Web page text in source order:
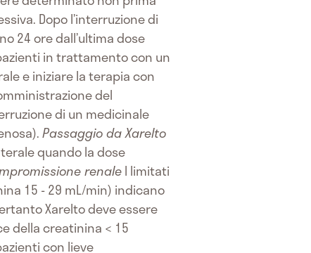
Dopo l’interruzione di
24 ore dall’ultima dose
in trattamento con un
e iniziare la terapia con
del
di un medicinale
Passaggio da Xarelto
quando la dose
renaleI limitati
15 - 29 mL/min) indicano
Xarelto deve essere
della creatinina < 15
con lieve